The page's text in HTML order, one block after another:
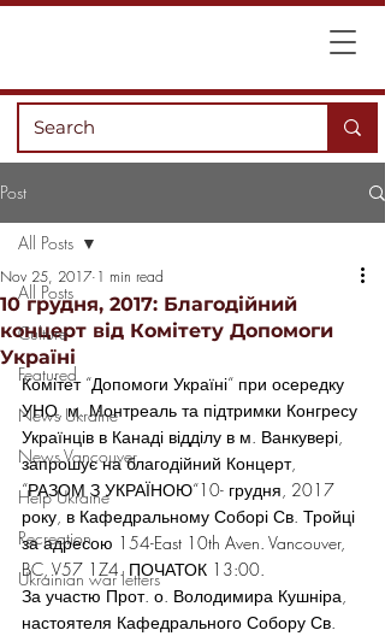
Post
All Posts
Culture
Featured
News Ukraine
News Vancouver
Help Ukraine
Recreation
Ukrainian war letters
All Posts
10 грудня, 2017: Благодійний
концерт від Комітету Допомоги
Україні
Nov 25, 2017 1 min read
Комітет “Допомоги Україні“ при осередку
УНО, м. Монтреаль та підтримки Конгресу
Українців в Канаді відділу в м. Ванкувері,
запрошує на благодійний Концерт,
“РАЗОМ З УКРАЇНОЮ“10- грудня, 2017
року, в Кафедральному Соборі Св. Тройці
за адресою 154-East 10th Aven. Vancouver,
BC, V57 1Z4. ПОЧАТОК 13:00.
За участю Прот. о. Володимира Кушніра,
настоятеля Кафедрального Собору Св.